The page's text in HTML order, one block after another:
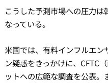
こうした予測市場への圧力は
なっている。
米国では、有料インフルエン
ン疑惑をきっかけに、CFTC
ットへの広範な調査を公表。